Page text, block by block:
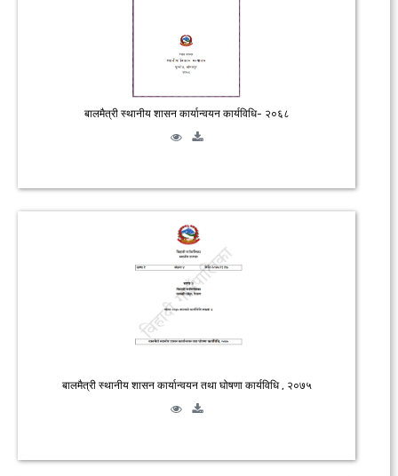
बालमैत्री स्थानीय शासन कार्यान्वयन कार्यविधि- २०६८
बालमैत्री स्थानीय शासन कार्यान्वयन तथा घोषणा कार्यविधि , २०७५